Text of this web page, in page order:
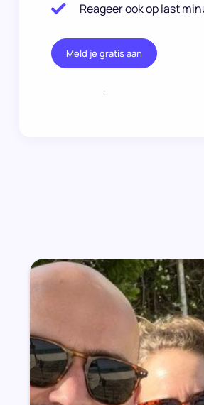
Reageer ook op last
Meld je gratis aan
.